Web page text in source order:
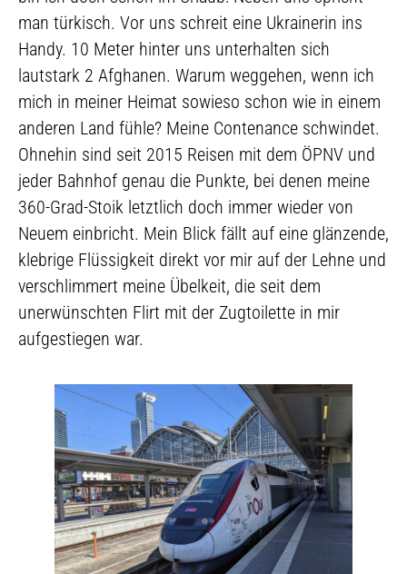
man türkisch. Vor uns schreit eine Ukrainerin ins
Handy. 10 Meter hinter uns unterhalten sich
lautstark 2 Afghanen. Warum weggehen, wenn ich
mich in meiner Heimat sowieso schon wie in einem
anderen Land fühle? Meine Contenance schwindet.
Ohnehin sind seit 2015 Reisen mit dem ÖPNV und
jeder Bahnhof genau die Punkte, bei denen meine
360-Grad-Stoik letztlich doch immer wieder von
Neuem einbricht. Mein Blick fällt auf eine glänzende,
klebrige Flüssigkeit direkt vor mir auf der Lehne und
verschlimmert meine Übelkeit, die seit dem
unerwünschten Flirt mit der Zugtoilette in mir
aufgestiegen war.